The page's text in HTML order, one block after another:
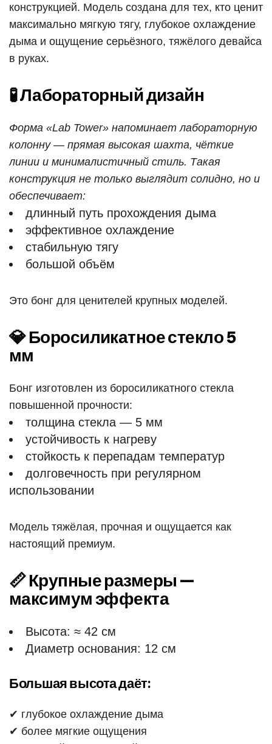
конструкцией. Модель создана для тех, кто ценит
максимально мягкую тягу, глубокое охлаждение
дыма и ощущение серьёзного, тяжёлого девайса
в руках.
🧪 Лабораторный дизайн
Форма «Lab Tower» напоминает лабораторную
колонну — прямая высокая шахта, чёткие
линии и минималистичный стиль. Такая
конструкция не только выглядит солидно, но и
обеспечивает:
длинный путь прохождения дыма
эффективное охлаждение
стабильную тягу
большой объём
Это бонг для ценителей крупных моделей.
💎 Боросиликатное стекло 5
мм
Бонг изготовлен из боросиликатного стекла
повышенной прочности:
толщина стекла — 5 мм
устойчивость к нагреву
стойкость к перепадам температур
долговечность при регулярном
использовании
Модель тяжёлая, прочная и ощущается как
настоящий премиум.
📏 Крупные размеры —
максимум эффекта
Высота: ≈ 42 см
Диаметр основания: 12 см
Большая высота даёт:
✔ глубокое охлаждение дыма
✔ более мягкие ощущения